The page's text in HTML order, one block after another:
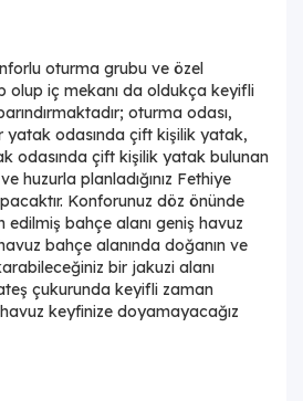
oturma grubu ve özel
olup iç mekanı da oldukça keyifli
oturma odası,
yatak odasında çift kişilik yatak,
odasında çift kişilik yatak bulunan
huzurla planladığınız Fethiye
Konforunuz döz önünde
bahçe alanı geniş havuz
bahçe alanında doğanın ve
bir jakuzi alanı
çukurunda keyifli zaman
keyfinize doyamayacağız